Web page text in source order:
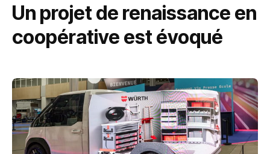
Un projet de renaissance en
coopérative est évoqué